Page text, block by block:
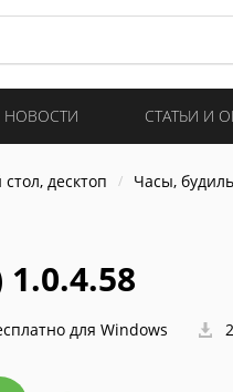
НОВОСТИ СТАТЬИ И
десктоп Часы,
для Windows